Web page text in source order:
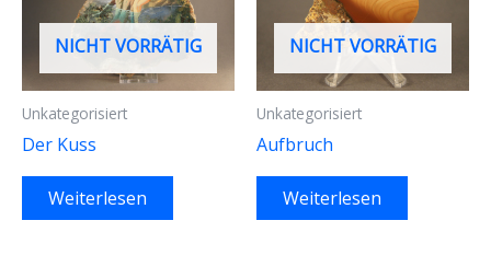
NICHT VORRÄTIG
Unkategorisiert
Der Kuss
Weiterlesen
NICHT VORRÄTIG
Unkategorisiert
Aufbruch
Weiterlesen